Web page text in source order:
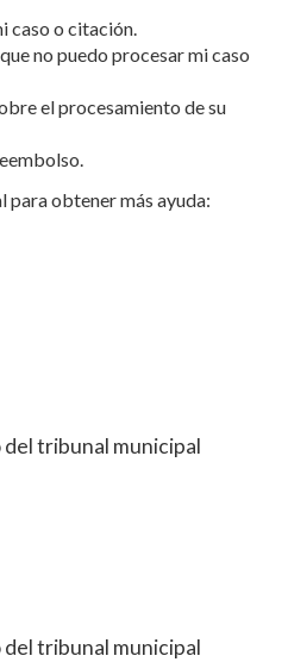
caso o citación.
no puedo procesar mi caso
el procesamiento de su
para obtener más ayuda:
tribunal municipal
tribunal municipal